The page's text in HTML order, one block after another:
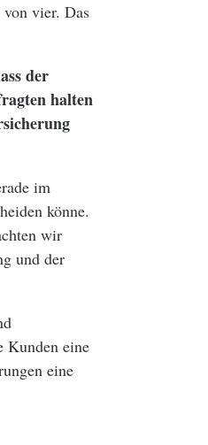
vier. Das
der
halten
im
könne.
wir
und der
Kunden eine
eine